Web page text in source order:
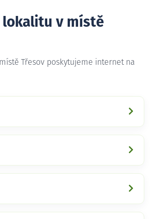
lokalitu v místě
Třesov poskytujeme internet na